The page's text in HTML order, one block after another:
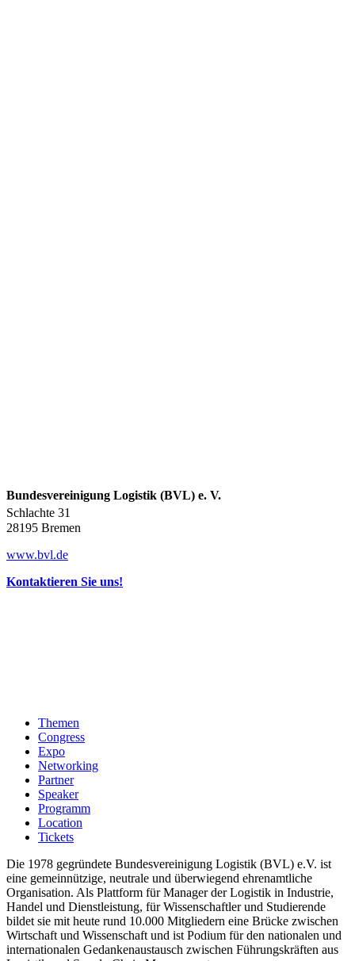
Bundesvereinigung Logistik (BVL) e. V.
Schlachte 31
28195 Bremen
www.bvl.de
Kontaktieren Sie uns!
Themen
Congress
Expo
Networking
Partner
Speaker
Programm
Location
Tickets
Die 1978 gegründete Bundesvereinigung Logistik (BVL) e.V. ist
eine gemeinnützige, neutrale und überwiegend ehrenamtliche
Organisation. Als Plattform für Manager der Logistik in Industrie,
Handel und Dienstleistung, für Wissenschaftler und Studierende
bildet sie mit heute rund 10.000 Mitgliedern eine Brücke zwischen
Wirtschaft und Wissenschaft und ist Podium für den nationalen und
internationalen Gedankenaustausch zwischen Führungskräften aus